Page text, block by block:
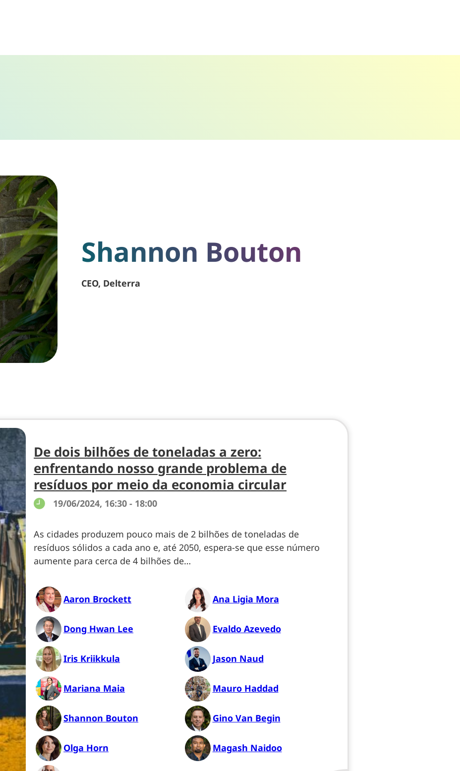
Shannon Bouton
CEO, Delterra
De dois bilhões de toneladas a zero:
enfrentando nosso grande problema de
resíduos por meio da economia circular
19/06/2024, 16:30 - 18:00
As cidades produzem pouco mais de 2 bilhões de toneladas de
resíduos sólidos a cada ano e, até 2050, espera-se que esse número
aumente para cerca de 4 bilhões de…
Aaron Brockett Ana Ligia Mora
Dong Hwan Lee Evaldo Azevedo
Iris Kriikkula Jason Naud
Mariana Maia Mauro Haddad
Shannon Bouton Gino Van Begin
Olga Horn Magash Naidoo